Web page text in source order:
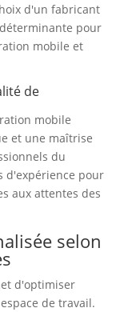
d'un fabricant
pour
mobile et
de
mobile
et une maîtrise
du
d'expérience pour
aux attentes des
selon
d'optimiser
de travail.